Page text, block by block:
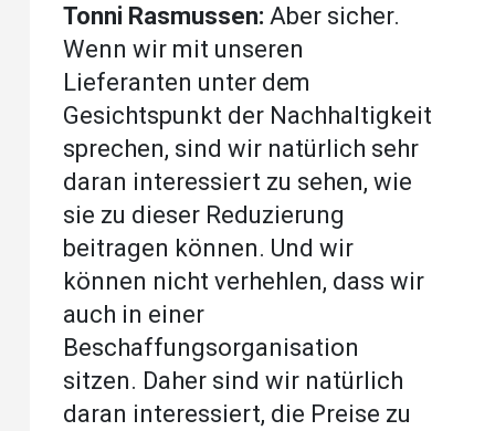
Tonni Rasmussen: Aber sicher.
Wenn wir mit unseren
Lieferanten unter dem
Gesichtspunkt der Nachhaltigkeit
sprechen, sind wir natürlich sehr
daran interessiert zu sehen, wie
sie zu dieser Reduzierung
beitragen können. Und wir
können nicht verhehlen, dass wir
auch in einer
Beschaffungsorganisation
sitzen. Daher sind wir natürlich
daran interessiert, die Preise zu